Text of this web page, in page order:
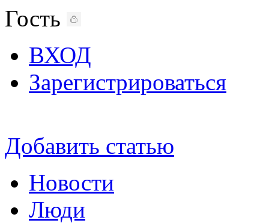
Гость
ВХОД
Зарегистрироваться
Добавить статью
Новости
Люди